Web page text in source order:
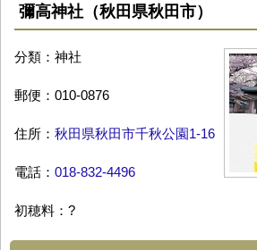
彌高神社（秋田県秋田市）
分類：神社
郵便：010-0876
住所： 秋田県秋田市千秋公園1-16
電話： 018-832-4496
初穂料：?